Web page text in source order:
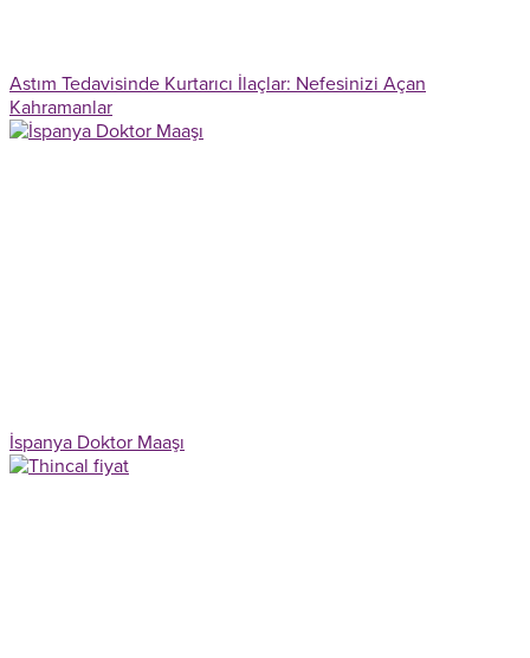
Astım Tedavisinde Kurtarıcı İlaçlar: Nefesinizi Açan
Kahramanlar
İspanya Doktor Maaşı